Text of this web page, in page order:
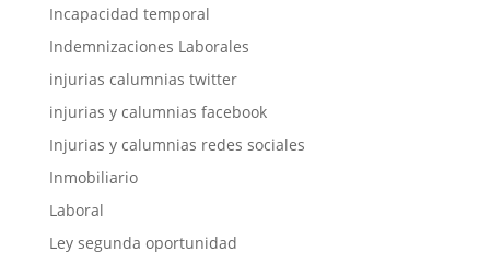
Incapacidad temporal
Indemnizaciones Laborales
injurias calumnias twitter
injurias y calumnias facebook
Injurias y calumnias redes sociales
Inmobiliario
Laboral
Ley segunda oportunidad